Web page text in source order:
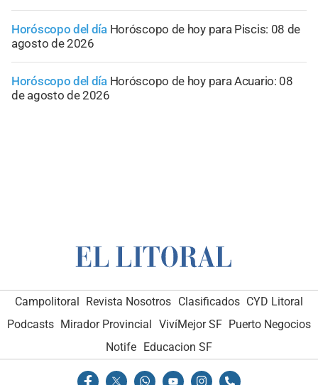
Horóscopo del día Horóscopo de hoy para Piscis: 08 de
agosto de 2026
Horóscopo del día Horóscopo de hoy para Acuario: 08
de agosto de 2026
Campolitoral Revista Nosotros Clasificados CYD Litoral
Podcasts Mirador Provincial VivíMejor SF Puerto Negocios
Notife Educacion SF